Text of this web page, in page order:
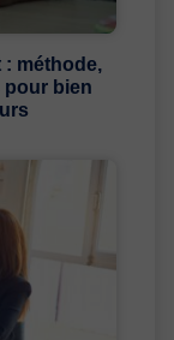
: méthode,
pour bien